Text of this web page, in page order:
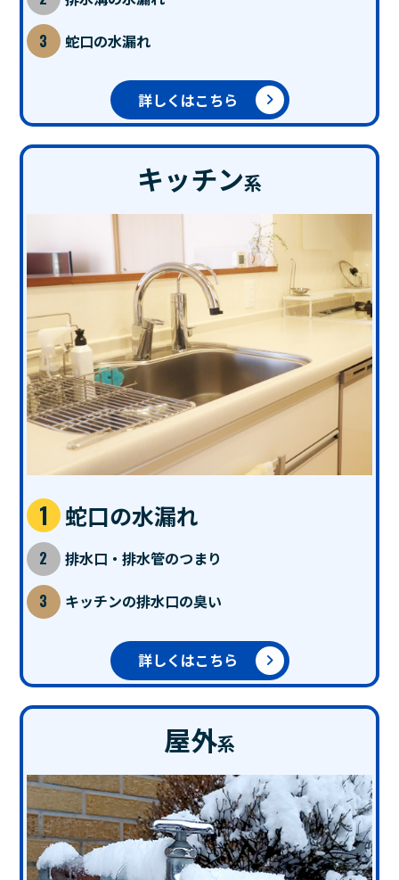
蛇口の水漏れ
詳しくはこちら
キッチン系
蛇口の水漏れ
排水口・排水管のつまり
キッチンの排水口の臭い
詳しくはこちら
屋外系